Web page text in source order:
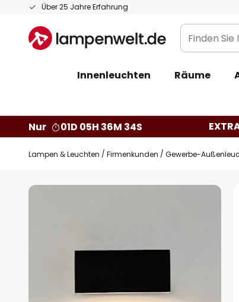
Über 25 Jahre Erfahrung
Zum
springen
Finden
Sie
Leuchte...
Innenleuchten Räume
Nur
01D 05H 36M 33S
Lampen & Leuchten Firmenkunden Gewerbe-
Zum